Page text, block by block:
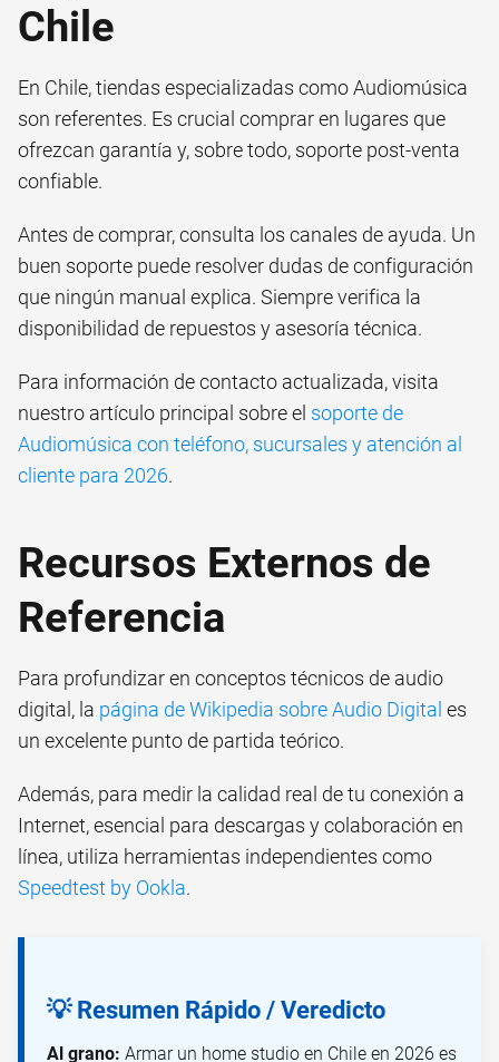
Chile
En Chile, tiendas especializadas como Audiomúsica
son referentes. Es crucial comprar en lugares que
ofrezcan garantía y, sobre todo, soporte post-venta
confiable.
Antes de comprar, consulta los canales de ayuda. Un
buen soporte puede resolver dudas de configuración
que ningún manual explica. Siempre verifica la
disponibilidad de repuestos y asesoría técnica.
Para información de contacto actualizada, visita
nuestro artículo principal sobre el soporte de
Audiomúsica con teléfono, sucursales y atención al
cliente para 2026.
Recursos Externos de
Referencia
Para profundizar en conceptos técnicos de audio
digital, la página de Wikipedia sobre Audio Digital es
un excelente punto de partida teórico.
Además, para medir la calidad real de tu conexión a
Internet, esencial para descargas y colaboración en
línea, utiliza herramientas independientes como
Speedtest by Ookla.
💡 Resumen Rápido / Veredicto
Al grano: Armar un home studio en Chile en 2026 es